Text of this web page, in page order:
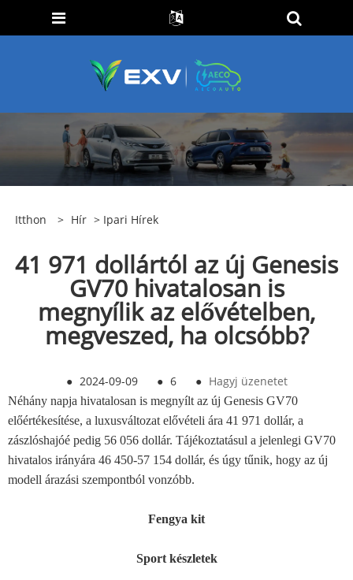
Itthon > Hír > Ipari Hírek
41 971 dollártól az új Genesis
GV70 hivatalosan is
megnyílik az elővételben,
megveszed, ha olcsóbb?
● 2024-09-09 ● 6 ● Hagyj üzenetet
Néhány napja hivatalosan is megnyílt az új Genesis GV70
előértékesítése, a luxusváltozat elővételi ára 41 971 dollár, a
zászlóshajóé pedig 56 056 dollár. Tájékoztatásul a jelenlegi GV70
hivatalos irányára 46 450-57 154 dollár, és úgy tűnik, hogy az új
modell árazási szempontból vonzóbb.
Fengya kit
Sport készletek